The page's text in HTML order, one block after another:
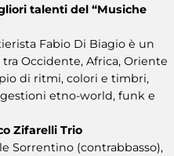
talenti del “Musiche
Fabio Di Biagio è un
Occidente, Africa, Oriente
di ritmi, colori e timbri,
etno-world, funk e
Zifarelli Trio
Sorrentino (contrabbasso),